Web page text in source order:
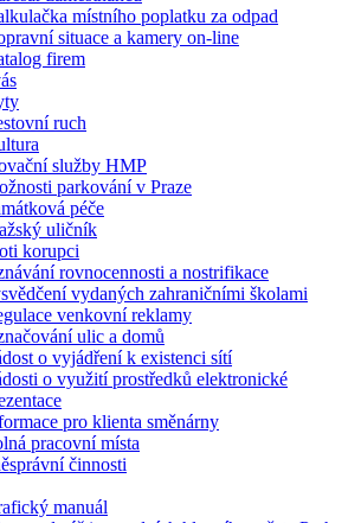
místního poplatku za odpad
situace a kamery on-line
firem
ruch
služby HMP
parkování v Praze
péče
uličník
korupci
rovnocennosti a nostrifikace
vydaných zahraničními školami
venkovní reklamy
ulic a domů
o vyjádření k existenci sítí
o využití prostředků elektronické
pro klienta směnárny
pracovní místa
činnosti
manuál